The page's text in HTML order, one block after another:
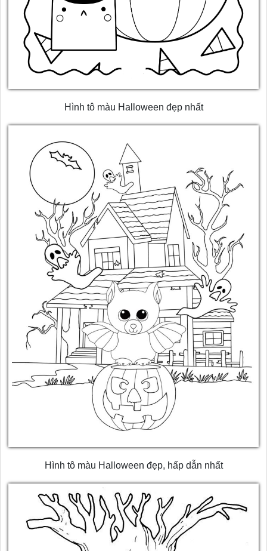
Hình tô màu Halloween đẹp nhất
Hình tô màu Halloween đẹp, hấp dẫn nhất